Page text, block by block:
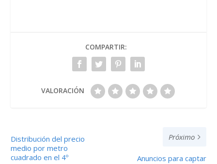
COMPARTIR:
VALORACIÓN
Distribución del precio
medio por metro
cuadrado en el 4º
Próximo
Anuncios para captar